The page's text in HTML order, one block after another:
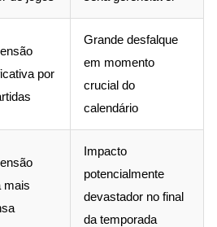
por
Grande desfalque
em momento
crucial do
calendário
mais
Impacto
potencialmente
devastador no final
da temporada